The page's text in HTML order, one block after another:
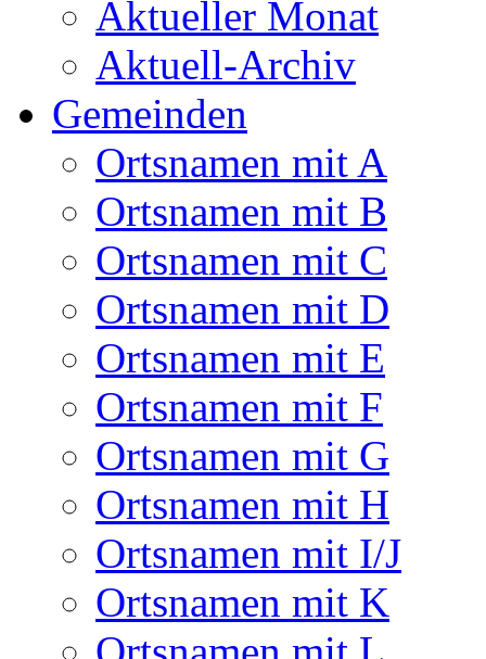
Aktueller Monat
Aktuell-Archiv
Gemeinden
Ortsnamen mit A
Ortsnamen mit B
Ortsnamen mit C
Ortsnamen mit D
Ortsnamen mit E
Ortsnamen mit F
Ortsnamen mit G
Ortsnamen mit H
Ortsnamen mit I/J
Ortsnamen mit K